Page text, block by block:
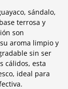
sándalo,
terrosa y
son
aroma limpio y
sin ser
cálidos, esta
ideal para